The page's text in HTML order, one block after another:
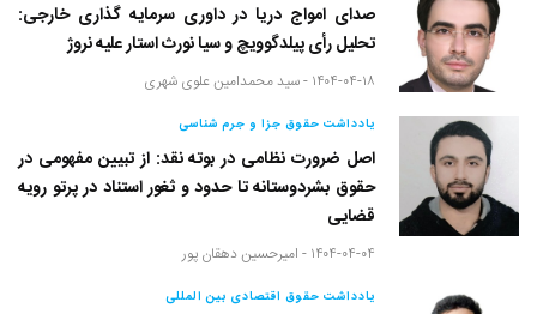
صدای امواج دریا در داوری سرمایه گذاری خارجی:
تحلیل رأی پیلدگوویچ و سیا نورث استار علیه نروژ
۱۴۰۴-۰۴-۱۸ - سید محمدامین علوی شهری
یادداشت حقوق جزا و جرم شناسی
اصل ضرورت نظامی در بوته نقد: از تبیین مفهومی در
حقوق بشردوستانه تا حدود و ثغور استناد در پرتو رویه
قضایی
۱۴۰۴-۰۴-۰۴ - امیرحسین دهقان پور
یادداشت حقوق اقتصادی بین المللی